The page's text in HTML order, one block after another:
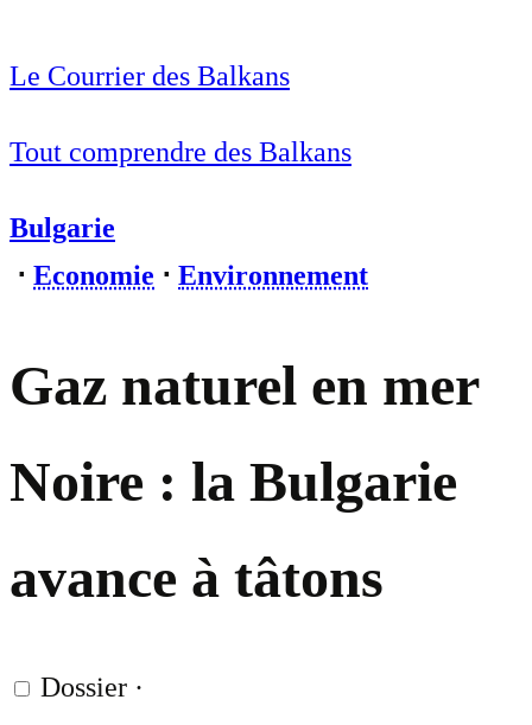
Le Courrier des Balkans
Tout comprendre des Balkans
Bulgarie
⋅ Economie ⋅ Environnement
Gaz naturel en mer
Noire : la Bulgarie
avance à tâtons
Dossier ·